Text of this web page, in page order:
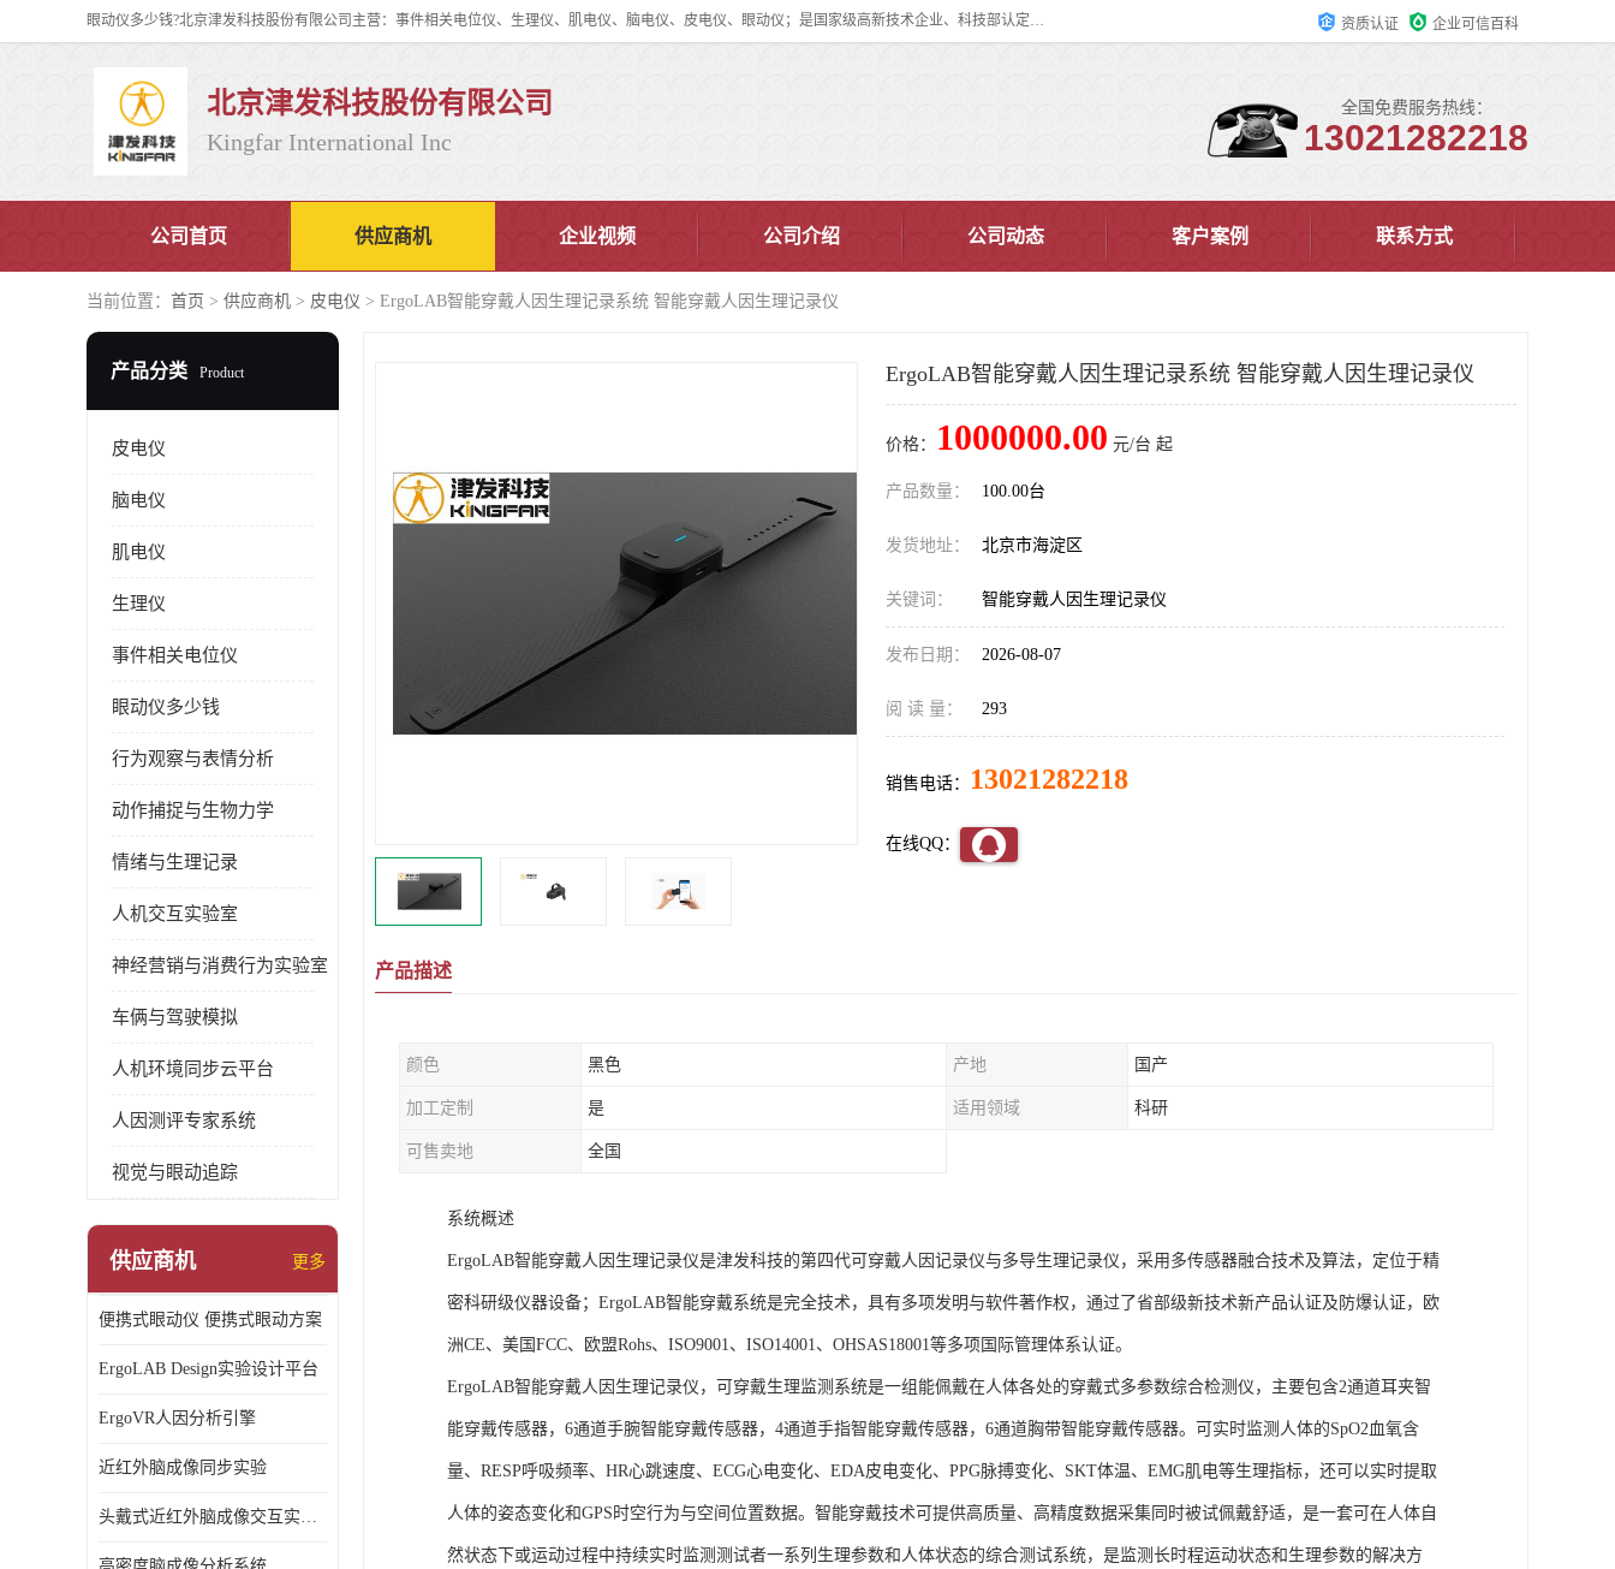
眼动仪多少钱?北京津发科技股份有限公司主营：事件相关电位仪、生理仪、肌电仪、脑电仪、皮电仪、眼动仪；是国家级高新技术企业、科技部认定的科技型中小企业和中关村高新技术企业，具备保密资格，具备自主进出口经营权；自主研发技术、产品与服务荣获多项省部级科学技术奖励、国家发明专利、国家软件著作权和省部级新技术新产品（服务）认证。 资质认证 企业可信百科
北京津发科技股份有限公司
Kingfar International Inc
全国免费服务热线：
13021282218
公司首页 供应商机 企业视频 公司介绍 公司动态 客户案例 联系方式
当前位置： 首页 > 供应商机 > 皮电仪 > ErgoLAB智能穿戴人因生理记录系统 智能穿戴人因生理记录仪
产品分类 Product
皮电仪
脑电仪
肌电仪
生理仪
事件相关电位仪
眼动仪多少钱
行为观察与表情分析
动作捕捉与生物力学
情绪与生理记录
人机交互实验室
神经营销与消费行为实验室
车俩与驾驶模拟
人机环境同步云平台
人因测评专家系统
视觉与眼动追踪
供应商机 更多
便携式眼动仪 便携式眼动方案
ErgoLAB Design实验设计平台
ErgoVR人因分析引擎
近红外脑成像同步实验
头戴式近红外脑成像交互实验室
ErgoLAB智能穿戴人因生理记录系统 智能穿戴人因生理记录仪
价格： 1000000.00 元/台 起
产品数量： 100.00台
发货地址： 北京市海淀区
关键词： 智能穿戴人因生理记录仪
发布日期： 2026-08-07
阅 读 量： 293
销售电话： 13021282218
在线QQ：
产品描述
颜色 黑色 产地 国产
加工定制 是 适用领域 科研
可售卖地 全国
系统概述
ErgoLAB智能穿戴人因生理记录仪是津发科技的第四代可穿戴人因记录仪与多导生理记录仪，采用多传感器融合技术及算法，定位于精
密科研级仪器设备；ErgoLAB智能穿戴系统是完全技术，具有多项发明与软件著作权，通过了省部级新技术新产品认证及防爆认证，欧
洲CE、美国FCC、欧盟Rohs、ISO9001、ISO14001、OHSAS18001等多项国际管理体系认证。
ErgoLAB智能穿戴人因生理记录仪，可穿戴生理监测系统是一组能佩戴在人体各处的穿戴式多参数综合检测仪，主要包含2通道耳夹智
能穿戴传感器，6通道手腕智能穿戴传感器，4通道手指智能穿戴传感器，6通道胸带智能穿戴传感器。可实时监测人体的SpO2血氧含
量、RESP呼吸频率、HR心跳速度、ECG心电变化、EDA皮电变化、PPG脉搏变化、SKT体温、EMG肌电等生理指标，还可以实时提取
人体的姿态变化和GPS时空行为与空间位置数据。智能穿戴技术可提供高质量、高精度数据采集同时被试佩戴舒适，是一套可在人体自
然状态下或运动过程中持续实时监测测试者一系列生理参数和人体状态的综合测试系统，是监测长时程运动状态和生理参数的解决方